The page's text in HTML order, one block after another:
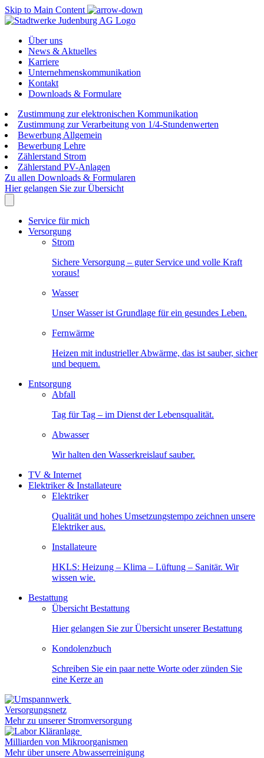
Skip to Main Content
Über uns
News & Aktuelles
Karriere
Unternehmenskommunikation
Kontakt
Downloads & Formulare
Zustimmung zur elektronischen Kommunikation
Zustimmung zur Verarbeitung von 1/4-Stundenwerten
Bewerbung Allgemein
Bewerbung Lehre
Zählerstand Strom
Zählerstand PV-Anlagen
Zu allen Downloads & Formularen
Hier gelangen Sie zur Übersicht
Service für mich
Versorgung
Strom
Sichere Versorgung – guter Service und volle Kraft
voraus!
Wasser
Unser Wasser ist Grundlage für ein gesundes Leben.
Fernwärme
Heizen mit industrieller Abwärme, das ist sauber, sicher
und bequem.
Entsorgung
Abfall
Tag für Tag – im Dienst der Lebensqualität.
Abwasser
Wir halten den Wasserkreislauf sauber.
TV & Internet
Elektriker & Installateure
Elektriker
Qualität und hohes Umsetzungstempo zeichnen unsere
Elektriker aus.
Installateure
HKLS: Heizung – Klima – Lüftung – Sanitär. Wir
wissen wie.
Bestattung
Übersicht Bestattung
Hier gelangen Sie zur Übersicht unserer Bestattung
Kondolenzbuch
Schreiben Sie ein paar nette Worte oder zünden Sie
eine Kerze an
Versorgungsnetz
Mehr zu unserer Stromversorgung
Milliarden von Mikroorganismen
Mehr über unsere Abwasserreinigung